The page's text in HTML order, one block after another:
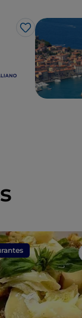
Me gusta